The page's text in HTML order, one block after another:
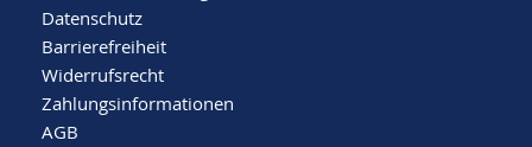
Datenschutz
Barrierefreiheit
Widerrufsrecht
Zahlungsinformationen
AGB